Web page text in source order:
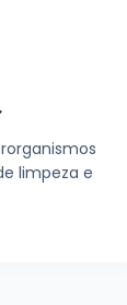
limpeza e